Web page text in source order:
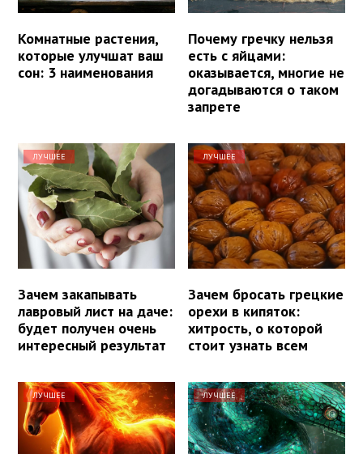
Комнатные растения,
которые улучшат ваш
сон: 3 наименования
Почему гречку нельзя
есть с яйцами:
оказывается, многие не
догадываются о таком
запрете
ЛУЧШЕЕ
Зачем закапывать
лавровый лист на даче:
будет получен очень
интересный результат
ЛУЧШЕЕ
Зачем бросать грецкие
орехи в кипяток:
хитрость, о которой
стоит узнать всем
ЛУЧШЕЕ ЛУЧШЕЕ